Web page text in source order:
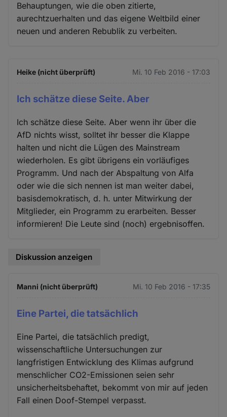
Behauptungen, wie die oben zitierte,
aurechtzuerhalten und das eigene Weltbild einer
neuen und anderen Rebublik zu verbeiten.
Heike (nicht überprüft) Mi. 10 Feb 2016 - 17:03
Ich schätze diese Seite. Aber
Ich schätze diese Seite. Aber wenn ihr über die
AfD nichts wisst, solltet ihr besser die Klappe
halten und nicht die Lügen des Mainstream
wiederholen. Es gibt übrigens ein vorläufiges
Programm. Und nach der Abspaltung von Alfa
oder wie die sich nennen ist man weiter dabei,
basisdemokratisch, d. h. unter Mitwirkung der
Mitglieder, ein Programm zu erarbeiten. Besser
informieren! Die Leute sind (noch) ergebnisoffen.
Diskussion anzeigen
Manni (nicht überprüft) Mi. 10 Feb 2016 - 17:35
Eine Partei, die tatsächlich
Eine Partei, die tatsächlich predigt,
wissenschaftliche Untersuchungen zur
langfristigen Entwicklung des Klimas aufgrund
menschlicher CO2-Emissionen seien sehr
unsicherheitsbehaftet, bekommt von mir auf jeden
Fall einen Doof-Stempel verpasst.